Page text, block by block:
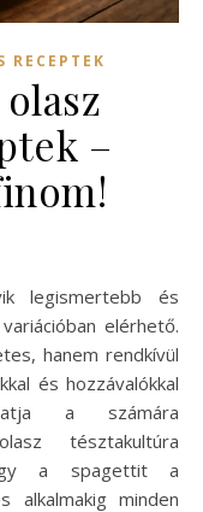
RECEPTEK
–
elérhető.
hanem rendkívül
és hozzávalókkal
a számára
tésztakultúra
a spagettit a
alkalmakig minden